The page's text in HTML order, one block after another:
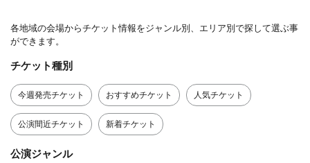
各地域の会場からチケット情報をジャンル別、エリア別で探して選ぶ事
ができます。
チケット種別
今週発売チケット おすすめチケット 人気チケット
公演間近チケット 新着チケット
公演ジャンル